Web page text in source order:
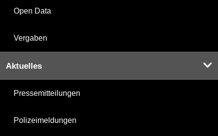
Open Data
Vergaben
Aktuelles
Pressemitteilungen
Polizeimeldungen